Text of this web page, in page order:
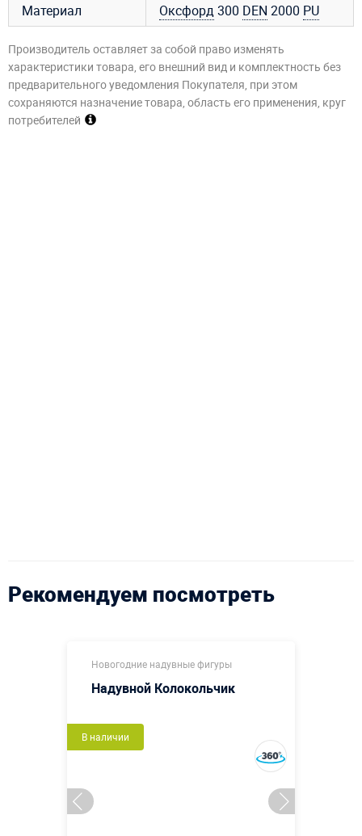
Материал Оксфорд300 DEN 2000 PU
Производитель оставляет за собой право изменять
характеристики товара, его внешний вид и комплектность без
предварительного уведомления Покупателя, при этом
сохраняются назначение товара, область его применения, круг
потребителей
Рекомендуем посмотреть
Новогодние надувные фигуры
Надувной Колокольчик
В наличии